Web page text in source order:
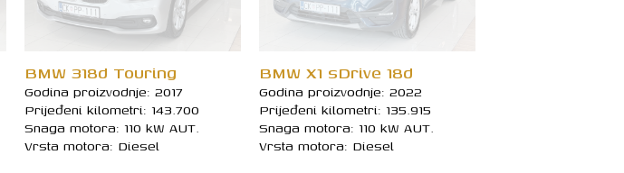
BMW 318d Touring
Godina proizvodnje: 2017
Prijeđeni kilometri: 143.700
Snaga motora: 110 kW AUT.
Vrsta motora: Diesel
BMW X1 sDrive 18d
Godina proizvodnje: 2022
Prijeđeni kilometri: 135.915
Snaga motora: 110 kW AUT.
Vrsta motora: Diesel